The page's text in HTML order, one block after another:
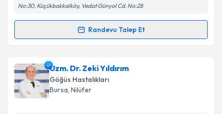
No:30, Küçükbakkalköy, Vedat Günyol Cd. No:28
Randevu Talep Et
Randevu Takvimi Talebi
Uzm. Dr. Yelda Turgut Çelen
talebi oluşturun. Size bu uzmandan randevu almanız
için bir takvim hazırlandığında e-posta ile
bilgilendireceğiz.
Uzm. Dr. Zeki Yıldırım
Göğüs Hastalıkları
Bursa, Nilüfer